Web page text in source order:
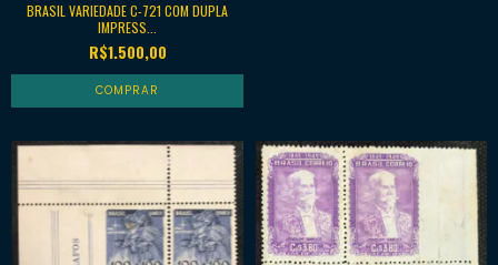
BRASIL VARIEDADE C-721 COM DUPLA
IMPRESS...
R$1.500,00